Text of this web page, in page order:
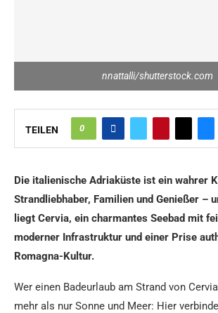
nnattalli/shutterstock.com
TEILEN 0
Die italienische Adriaküste ist ein wahrer
Strandliebhaber, Familien und Genießer –
liegt Cervia, ein charmantes Seebad mit
moderner Infrastruktur und einer Prise
Romagna-Kultur.
Wer einen Badeurlaub am Strand von
mehr als nur Sonne und Meer: Hier